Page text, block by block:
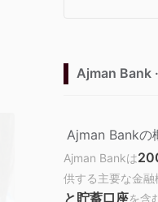
Ajman Bank
Ajman Bankの
Ajman Bankは
供する主要な金
と貯蓄口座を含